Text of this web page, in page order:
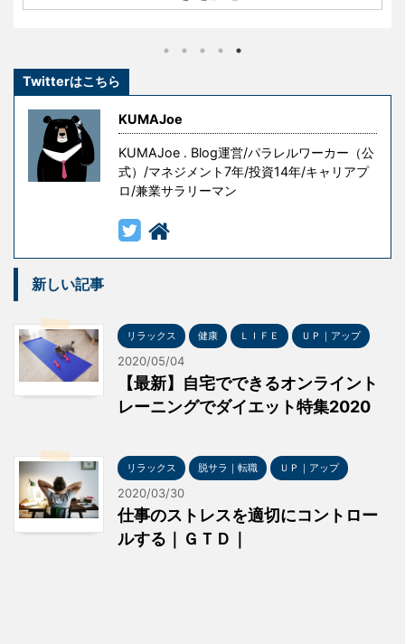
は共感してもらえると思うのですが、男は３０歳を超
じ量の食事をし ...
Twitterはこちら
KUMAJoe
KUMAJoe . Blog運営/パラレルワーカー（公
式）/マネジメント7年/投資14年/キャリアプ
ロ/兼業サラリーマン
新しい記事
リラックス 健康 ＬＩＦＥ ＵＰ｜アップ
2020/05/04
【最新】自宅でできるオンライント
レーニングでダイエット特集2020
リラックス 脱サラ｜転職 ＵＰ｜アップ
2020/03/30
仕事のストレスを適切にコントロー
ルする｜ＧＴＤ｜